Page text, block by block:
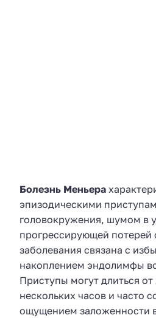
Болезнь Меньера
эпизодическими
головокружения, шумом в
прогрессирующей потерей
заболевания связана с
накоплением эндолимфы
Приступы могут длиться
нескольких часов и часто
ощущением заложенности